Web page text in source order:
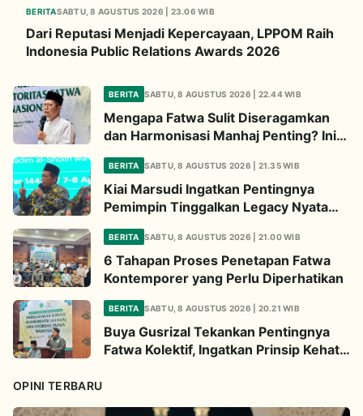
BERITASABTU, 8 AGUSTUS 2026 | 23.06 WIB
Dari Reputasi Menjadi Kepercayaan, LPPOM Raih
Indonesia Public Relations Awards 2026
BERITA SABTU, 8 AGUSTUS 2026 | 22.44 WIB
Mengapa Fatwa Sulit Diseragamkan
dan Harmonisasi Manhaj Penting? Ini
Penjelasan Kiai Cholil
BERITA SABTU, 8 AGUSTUS 2026 | 21.35 WIB
Kiai Marsudi Ingatkan Pentingnya
Pemimpin Tinggalkan Legacy Nyata
untuk Umat
BERITA SABTU, 8 AGUSTUS 2026 | 21.00 WIB
6 Tahapan Proses Penetapan Fatwa
Kontemporer yang Perlu Diperhatikan
BERITA SABTU, 8 AGUSTUS 2026 | 20.21 WIB
Buya Gusrizal Tekankan Pentingnya
Fatwa Kolektif, Ingatkan Prinsip Kehati-
OPINI TERBARU